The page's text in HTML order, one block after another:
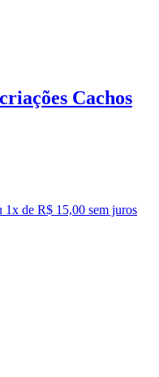
Cachos
1x de R$ 15,00 sem juros